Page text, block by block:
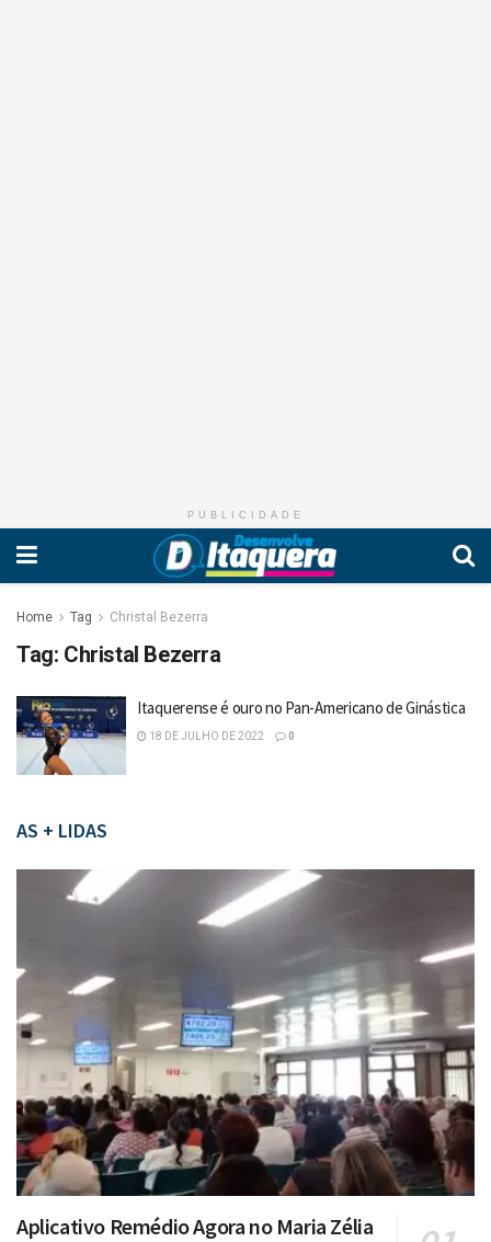
PUBLICIDADE
Home Tag Christal Bezerra
Tag: Christal Bezerra
Itaquerense é ouro no Pan-Americano de Ginástica
18 DE JULHO DE 2022 0
AS + LIDAS
Aplicativo Remédio Agora no Maria Zélia